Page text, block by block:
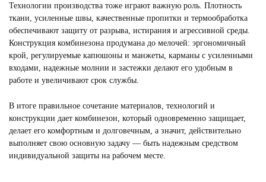
Технологии производства тоже играют важную роль. Плотность
ткани, усиленные швы, качественные пропитки и термообработка
обеспечивают защиту от разрыва, истирания и агрессивной среды.
Конструкция комбинезона продумана до мелочей: эргономичный
крой, регулируемые капюшоны и манжеты, карманы с усиленными
входами, надежные молнии и застежки делают его удобным в
работе и увеличивают срок службы.
В итоге правильное сочетание материалов, технологий и
конструкции дает комбинезон, который одновременно защищает,
делает его комфортным и долговечным, а значит, действительно
выполняет свою основную задачу — быть надежным средством
индивидуальной защиты на рабочем месте.